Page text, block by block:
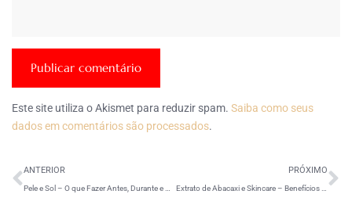
Este site utiliza o Akismet para reduzir spam. Saiba como seus
dados em comentários são processados.
ANTERIOR PRÓXIMO